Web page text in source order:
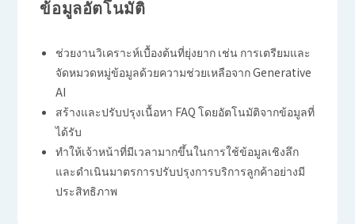
ข้อมูลอัตโนมัติ
ช่วยงานวิเคราะห์เบื้องต้นที่ยุ่งยาก เช่น การเตรียมและ
จัดหมวดหมู่ข้อมูลด้วยความช่วยเหลือจาก Generative
AI
สร้างและปรับปรุงเนื้อหา FAQ โดยอัตโนมัติจากข้อมูลที่
ได้รับ
ทำให้เจ้าหน้าที่มีเวลามากขึ้นในการใช้ข้อมูลเชิงลึก
และดำเนินมาตรการปรับปรุงการบริการลูกค้าอย่างมี
ประสิทธิภาพ